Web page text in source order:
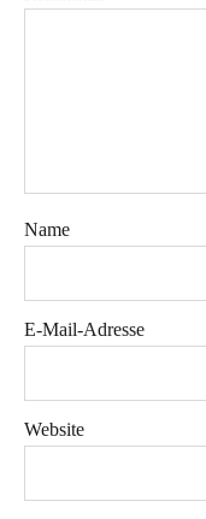
Name
E-Mail-Adresse
Website